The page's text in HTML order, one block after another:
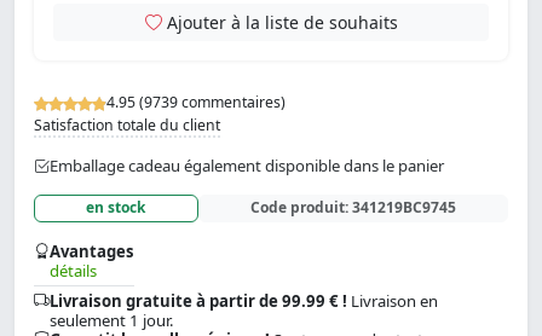
4.95 (9739 commentaires)
Satisfaction totale du client
Emballage cadeau également disponible dans le panier
en stock Code produit:341219BC9745
Avantages
détails
Livraison gratuite à partir de 99.99 € ! Livraison en
seulement 1 jour.
Ajouter à la liste de souhaits